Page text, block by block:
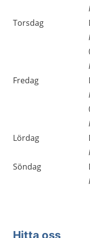
Torsdag
Fredag
Lördag
Söndag
Hitta oss